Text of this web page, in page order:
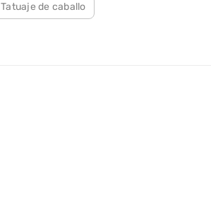
Tatuaje de caballo